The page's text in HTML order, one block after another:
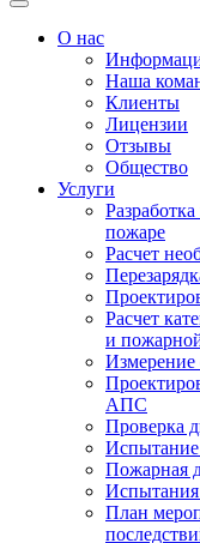
О нас
Наша
Клиенты
Лицензии
Отзывы
Общество
Услуги
пожаре
Расчет
Расчет
и
Измерение
АПС
Проверка
Пожарная
Испытания
План